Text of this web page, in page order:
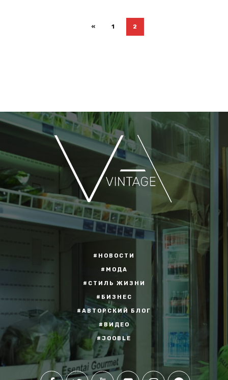
« 1 2
#НОВОСТИ
#МОДА
#СТИЛЬ ЖИЗНИ
#БИЗНЕС
#АВТОРСКИЙ БЛОГ
#ВИДЕО
#JOOBLE